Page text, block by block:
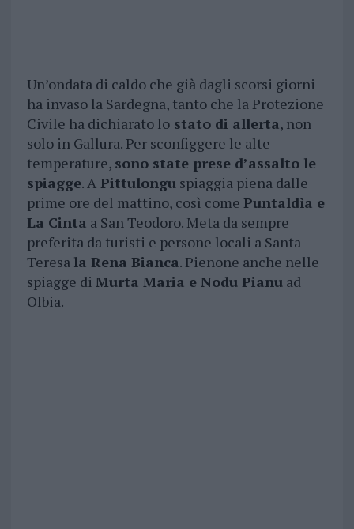
Un’ondata di caldo che già dagli scorsi giorni
ha invaso la Sardegna, tanto che la Protezione
Civile ha dichiarato lostato di allerta, non
solo in Gallura. Per sconfiggere le alte
temperature, sono state prese d’assalto le
spiagge. APittulonguspiaggia piena dalle
prime ore del mattino, così come Puntaldìa e
La Cinta a San Teodoro. Meta da sempre
preferita da turisti e persone locali a Santa
Teresa la Rena Bianca. Pienone anche nelle
spiagge di Murta Maria e Nodu Pianuad
Olbia.